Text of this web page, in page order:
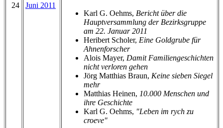
24
Juni 2011
Karl G. Oehms, Bericht über die
Hauptversammlung der Bezirksgruppe
am 22. Januar 2011
Heribert Scholer, Eine Goldgrube für
Ahnenforscher
Alois Mayer, Damit Familiengeschichten
nicht verloren gehen
Jörg Matthias Braun, Keine sieben Siegel
mehr
Matthias Heinen, 10.000 Menschen und
ihre Geschichte
Karl G. Oehms, "Leben im rych zu
croeve"